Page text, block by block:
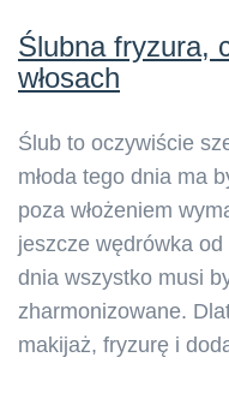
Ślubna fryzura,
włosach
Ślub to oczywiście
młoda tego dnia ma
poza włożeniem
jeszcze wędrówka
dnia wszystko musi
zharmonizowane.
makijaż, fryzurę i